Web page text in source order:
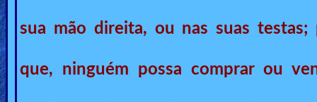
Videos
sua mão direita, ou nas suas testas;
que, ninguém possa comprar ou